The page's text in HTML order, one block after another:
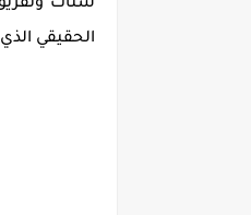
شتات
الحقيقي